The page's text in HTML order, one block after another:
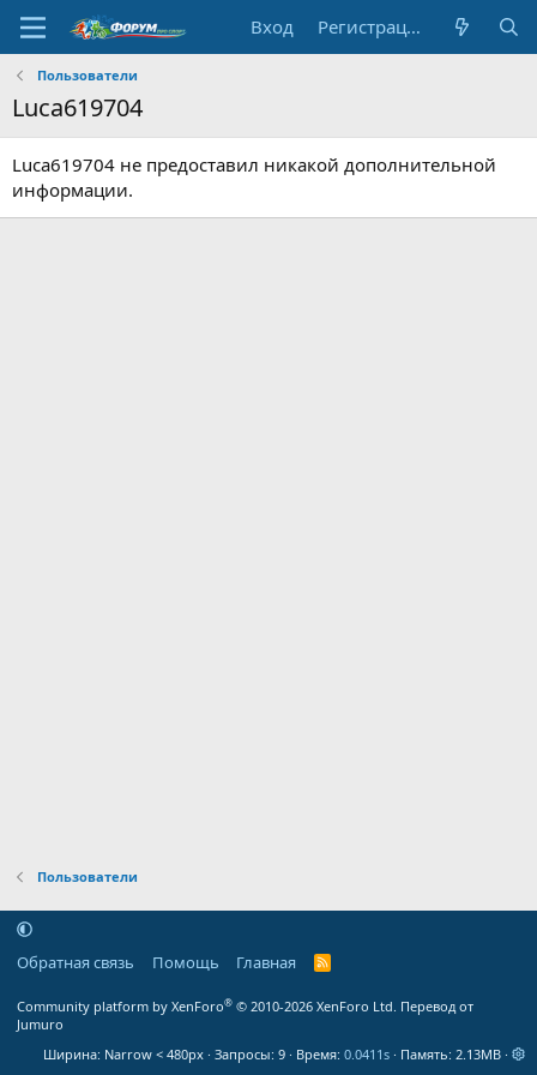
Вход Регистрация
Пользователи
Luca619704
Luca619704 не предоставил никакой дополнительной
информации.
Пользователи
Обратная связь Помощь Главная
R
Community platform by XenForo® © 2010-2026 XenForo Ltd. Перевод от
Jumuro
Ширина
Запросы 9 Время 0.0411s Память 2.13MB